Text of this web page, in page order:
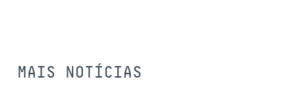
MAIS NOTÍCIAS